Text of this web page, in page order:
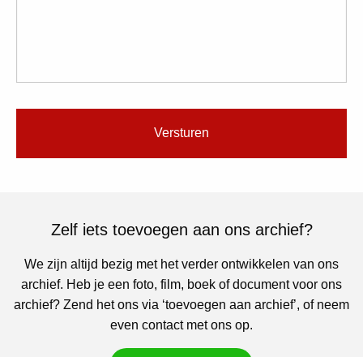
Zelf iets toevoegen aan ons archief?
We zijn altijd bezig met het verder ontwikkelen van ons
archief. Heb je een foto, film, boek of document voor ons
archief? Zend het ons via ‘toevoegen aan archief’, of neem
even contact met ons op.